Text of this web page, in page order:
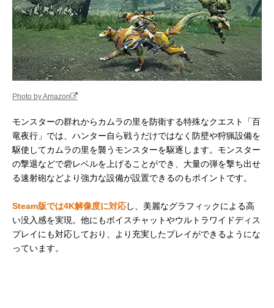
Photo by Amazon
モンスターの群れからカムラの里を防衛する特殊なクエスト「百
竜夜行」では、ハンター自ら戦うだけではなく防壁や狩猟設備を
駆使してカムラの里を襲うモンスターを駆逐します。モンスター
の撃退などで砦レベルを上げることができ、大量の弾を撃ち出せ
る速射砲などより強力な設備が設置できるのもポイントです。
Steam版では4K解像度に対応し、美麗なグラフィックによる高
い没入感を実現。他にもボイスチャットやウルトラワイドディス
プレイにも対応しており、より充実したプレイができるようにな
っています。